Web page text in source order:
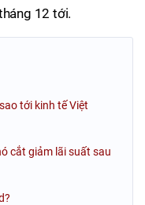
12 tới.
tới kinh tế Việt
cắt giảm lãi suất sau